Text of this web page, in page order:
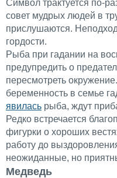
Символ трактуется по-
совет мудрых людей в
прислушаются.
гордости.
Рыба при гадании на
предупредить о
пересмотреть
беременность в семье
явилась рыба, ждут
Редко встречается
фигурки о хороших
работу до
неожиданные, но
Медведь